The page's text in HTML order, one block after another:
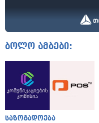
ბოლო ამბები:
საზოგადოება